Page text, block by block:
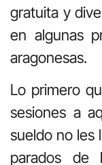
gratuita y
en algunas
aragonesas.
Lo primero
sesiones a
sueldo no les
parados de